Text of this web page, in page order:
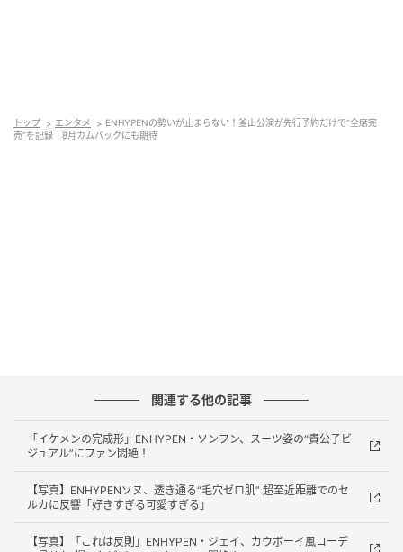
（画像提供＝BELIFT LAB）
5月にツアーの幕を開けたソウル公演も、先行予約当日
に3公演すべてのチケットが完売し、幸先の良いスター
トを切った。続いて7月4日（現地時間）に行われたブ
ラジル・サンパウロ公演では、4万1000席規模の大型
会場を埋め尽くし、全席完売を記録した。
トップ エンタメ
ENHYPENの勢いが止まらない！釜山公演が先行予約だけで“全席完
売”を記録 8月カムバックにも期待
関連する他の記事
「イケメンの完成形」ENHYPEN・ソンフン、スーツ姿の“貴公子ビ
ジュアル”にファン悶絶！
【写真】ENHYPENソヌ、透き通る“毛穴ゼロ肌” 超至近距離でのセ
ルカに反響「好きすぎる可愛すぎる」
【写真】「これは反則」ENHYPEN・ジェイ、カウボーイ風コーデ